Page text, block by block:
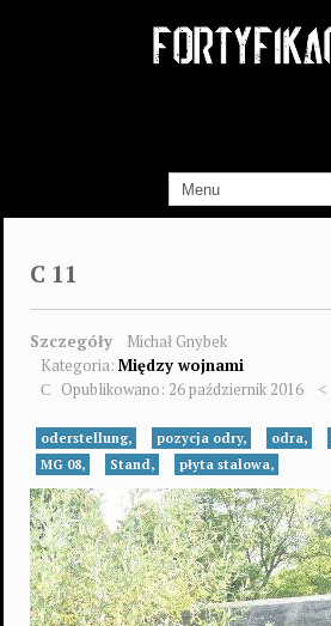
C 11
Szczegóły
Michał Gnybek
Kategoria: Między wojnami
Opublikowano: 26 październik 2016
oderstellung, pozycja odry, odra,
MG 08,
Stand, płyta stalowa,